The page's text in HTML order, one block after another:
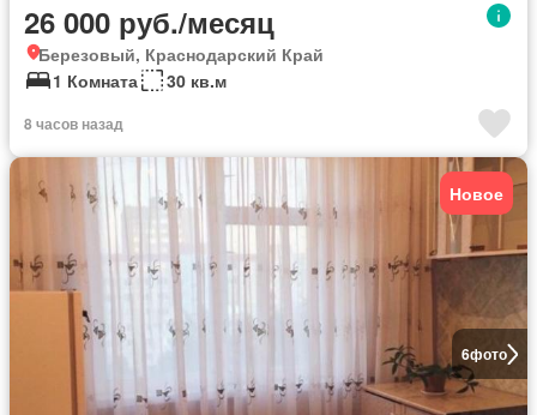
26 000 руб./месяц
Березовый, Краснодарский Край
1 Комната
30 кв.м
8 часов назад
6фото
Новое